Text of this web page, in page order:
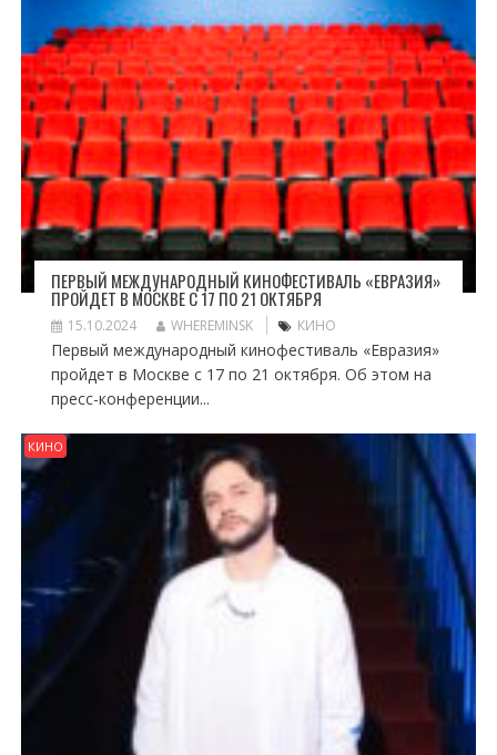
ПЕРВЫЙ МЕЖДУНАРОДНЫЙ КИНОФЕСТИВАЛЬ «ЕВРАЗИЯ»
ПРОЙДЕТ В МОСКВЕ С 17 ПО 21 ОКТЯБРЯ
15.10.2024 WHEREMINSK КИНО
Первый международный кинофестиваль «Евразия»
пройдет в Москве с 17 по 21 октября. Об этом на
пресс-конференции...
КИНО